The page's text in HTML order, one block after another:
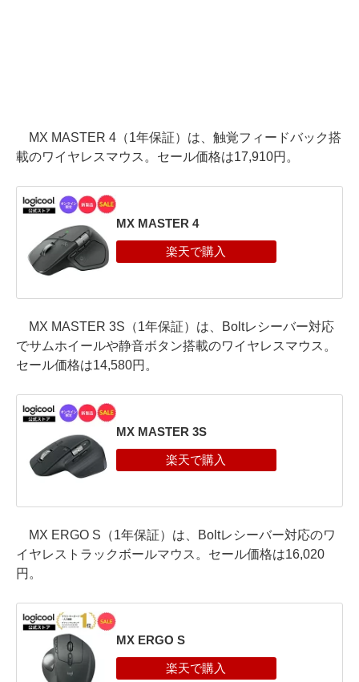
MX MASTER 4（1年保証）は、触覚フィードバック搭
載のワイヤレスマウス。セール価格は17,910円。
MX MASTER 4
MX MASTER 3S（1年保証）は、Boltレシーバー対応
でサムホイールや静音ボタン搭載のワイヤレスマウス。
セール価格は14,580円。
MX MASTER 3S
MX ERGO S（1年保証）は、Boltレシーバー対応のワ
イヤレストラックボールマウス。セール価格は16,020
円。
MX ERGO S